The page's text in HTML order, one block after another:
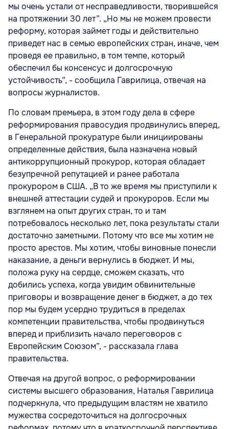
мы очень устали от несправедливости, творившейся
на протяжении 30 лет”. „Но мы не можем провести
реформу, которая займет годы и действительно
приведет нас в семью европейских стран, иначе, чем
проведя ее правильно, в том темпе, который
обеспечил бы консенсус и долгосрочную
устойчивость”, - сообщила Гаврилица, отвечая на
вопросы журналистов.
По словам премьера, в этом году дела в сфере
реформирования правосудия продвинулись вперед,
в Генеральной прокуратуре были инициированы
определенные действия, была назначена новый
антикоррупционный прокурор, которая обладает
безупречной репутацией и ранее работала
прокурором в США. „В то же время мы приступили к
внешней аттестации судей и прокуроров. Если мы
взглянем на опыт других стран, то и там
потребовалось несколько лет, пока результаты стали
достаточно заметными. Потому что все мы хотим не
просто арестов. Мы хотим, чтобы виновные понесли
наказание, а деньги вернулись в бюджет. И мы,
положа руку на сердце, сможем сказать, что
добились успеха, когда увидим обвинительные
приговоры и возвращение денег в бюджет, а до тех
пор мы будем усердно трудиться в пределах
компетенции правительства, чтобы продвинуться
вперед и приблизить начало переговоров с
Европейским Союзом”, - рассказала глава
правительства.
Отвечая на другой вопрос, о реформировании
системы высшего образования, Наталья Гаврилица
подчеркнула, что предыдущим властям не хватило
мужества сосредоточиться на долгосрочных